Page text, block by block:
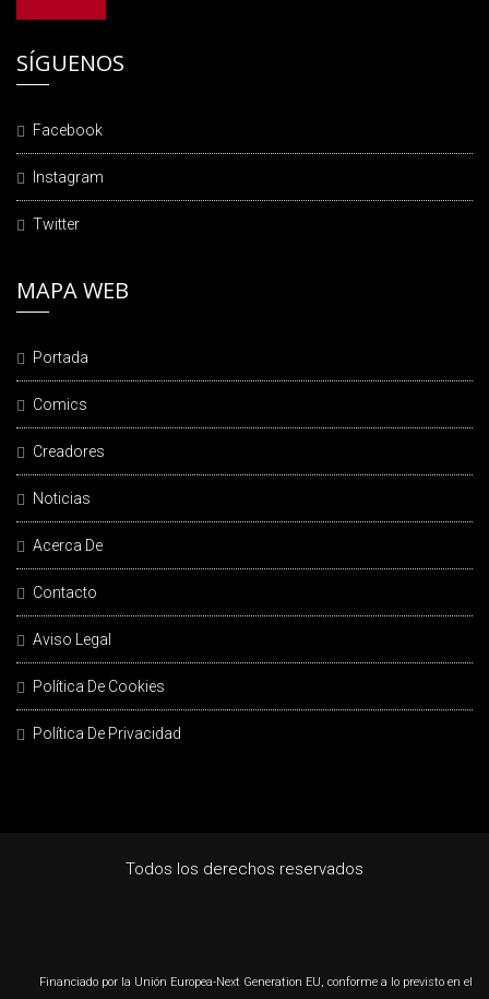
SÍGUENOS
Facebook
Instagram
Twitter
MAPA WEB
Portada
Comics
Creadores
Noticias
Acerca De
Contacto
Aviso Legal
Política De Cookies
Política De Privacidad
Todos los derechos reservados
Financiado por la Unión Europea-Next Generation EU, conforme a lo previsto en el